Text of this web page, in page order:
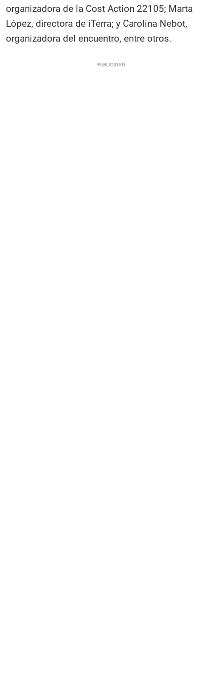
organizadora de la Cost Action 22105; Marta
López, directora de iTerra; y Carolina Nebot,
organizadora del encuentro, entre otros.